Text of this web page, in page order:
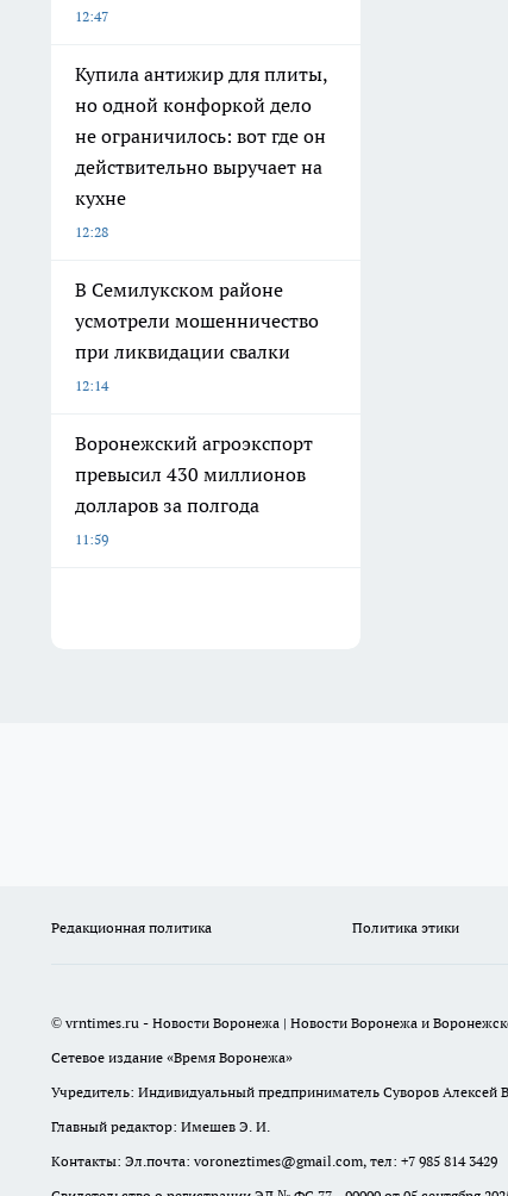
12:47
Купила антижир для плиты,
но одной конфоркой дело
не ограничилось: вот где он
действительно выручает на
кухне
12:28
В Семилукском районе
усмотрели мошенничество
при ликвидации свалки
12:14
Воронежский агроэкспорт
превысил 430 миллионов
долларов за полгода
11:59
Редакционная политика Политика этики
© vrntimes.ru - Новости Воронежа | Новости Воронежа и
Сетевое издание «Время Воронежа»
Учредитель: Индивидуальный предприниматель Суворов Алексей
Главный редактор: Имешев Э. И.
Контакты: Эл.почта: voroneztimes@gmail.com, тел: +7 985 814 3429